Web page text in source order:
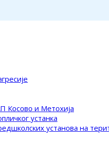
Косово и Метохија
устанка
установа на